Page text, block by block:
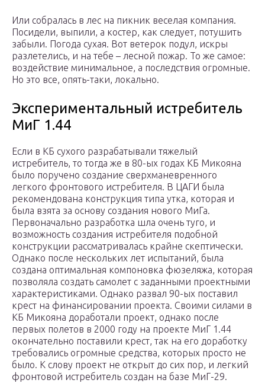
Или собралась в лес на пикник веселая компания.
Посидели, выпили, а костер, как следует, потушить
забыли. Погода сухая. Вот ветерок подул, искры
разлетелись, и на тебе – лесной пожар. То же самое:
воздействие минимальное, а последствия огромные.
Но это все, опять-таки, локально.
Экспериментальный истребитель
МиГ 1.44
Если в КБ сухого разрабатывали тяжелый
истребитель, то тогда же в 80-ых годах КБ Микояна
было поручено создание сверхманевренного
легкого фронтового истребителя. В ЦАГИ была
рекомендована конструкция типа утка, которая и
была взята за основу создания нового МиГа.
Первоначально разработка шла очень туго, и
возможность создания истребителя подобной
конструкции рассматривалась крайне скептически.
Однако после нескольких лет испытаний, была
создана оптимальная компоновка фюзеляжа, которая
позволяла создать самолет с заданными проектными
характеристиками. Однако развал 90-ых поставил
крест на финансировании проекта. Своими силами в
КБ Микояна доработали проект, однако после
первых полетов в 2000 году на проекте МиГ 1.44
окончательно поставили крест, так на его доработку
требовались огромные средства, которых просто не
было. К слову проект не открыт до сих пор, и легкий
фронтовой истребитель создан на базе МиГ-29.